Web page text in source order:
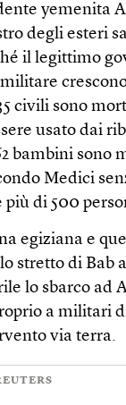
yemenita
degli esteri
il legittimo
civili sono
usato dai
bambini sono
Medici
più di 500
egiziana e
stretto di Bab
lo sbarco ad
a militari
via terra.